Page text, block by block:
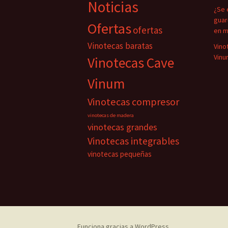
Noticias
Ofertasofertas
Vinotecas baratas
Vinotecas Cave
Vinum
Vinotecas compresor
vinotecas de madera
vinotecas grandes
Vinotecas integrables
vinotecas pequeñas
¿Se
en